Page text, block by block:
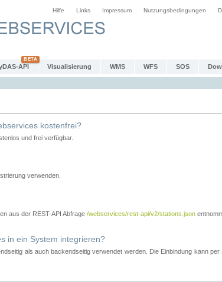
Hilfe Links Impressum Nutzungsbedingungen
API Visualisierung WMS WFS SOS
kostenfrei?
und frei verfügbar.
verwenden.
aus der REST-API Abfrage /webservices/rest-api/v2/stations.json
in ein System integrieren?
als auch backendseitig verwendet werden. Die Einbindung kann